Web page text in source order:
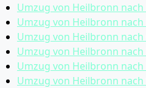
Umzug von Heilbronn
Umzug von Heilbronn
Umzug von Heilbronn
Umzug von Heilbronn
Umzug von Heilbronn
Umzug von Heilbronn nach